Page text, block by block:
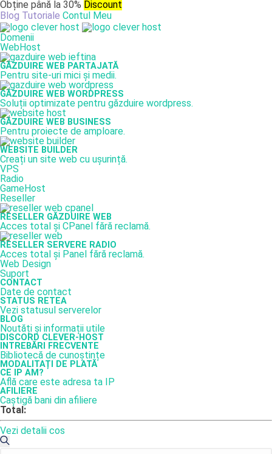
Obține până la 30% Discount
Blog Tutoriale Contul Meu
Domenii
WebHost
GĂZDUIRE WEB PARTAJATĂ
Pentru site-uri mici și medii.
GĂZDUIRE WEB WORDPRESS
Soluții optimizate pentru găzduire wordpress.
GĂZDUIRE WEB BUSINESS
Pentru proiecte de amploare.
WEBSITE BUILDER
Creați un site web cu ușurință.
VPS
Radio
GameHost
Reseller
RESELLER GĂZDUIRE WEB
Acces total și CPanel fără reclamă.
RESELLER SERVERE RADIO
Acces total și Panel fără reclamă.
Web Design
Suport
CONTACT
Date de contact
STATUS RETEA
Vezi statusul serverelor
BLOG
Noutăți și informații utile
DISCORD CLEVER-HOST
INTREBĂRI FRECVENTE
Bibliotecă de cunoștințe
MODALITAȚI DE PLATĂ
CE IP AM?
Află care este adresa ta IP
AFILIERE
Caștigă bani din afiliere
Total:
Vezi detalii cos